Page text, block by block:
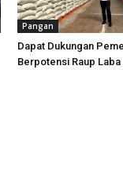
Pangan
Dapat Dukungan
Berpotensi Raup Laba